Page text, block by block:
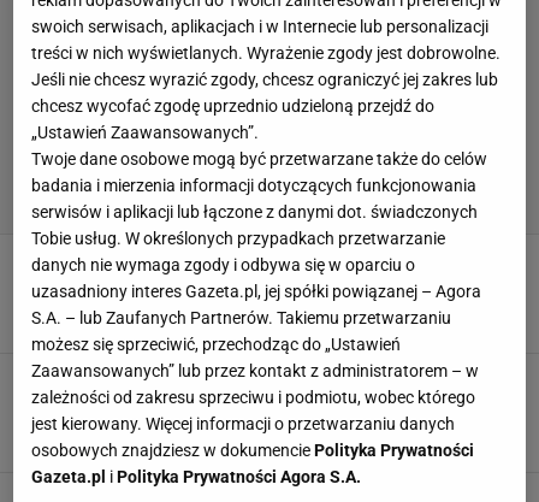
Tak Flick zwrócił się do Lewandowskiego i
spółki. "Zapytałem zawodników"
Dominik Stachowiak,7 LUTEGO 2026, 22:20
Taki przydomek dostał Lewandowski.
Hiszpanie ocenili to, co zrobił Polak
Błażej Winter, 7 LUTEGO 2026, 18:32
swoich serwisach, aplikacjach i w Internecie lub personalizacji
treści w nich wyświetlanych. Wyrażenie zgody jest dobrowolne.
Jeśli nie chcesz wyrazić zgody, chcesz ograniczyć jej zakres lub
chcesz wycofać zgodę uprzednio udzieloną przejdź do
„Ustawień Zaawansowanych”.
Twoje dane osobowe mogą być przetwarzane także do celów
badania i mierzenia informacji dotyczących funkcjonowania
serwisów i aplikacji lub łączone z danymi dot. świadczonych
Tobie usług. W określonych przypadkach przetwarzanie
danych nie wymaga zgody i odbywa się w oparciu o
uzasadniony interes Gazeta.pl, jej spółki powiązanej – Agora
S.A. – lub Zaufanych Partnerów. Takiemu przetwarzaniu
możesz się sprzeciwić, przechodząc do „Ustawień
Zaawansowanych” lub przez kontakt z administratorem – w
zależności od zakresu sprzeciwu i podmiotu, wobec którego
jest kierowany. Więcej informacji o przetwarzaniu danych
osobowych znajdziesz w dokumenciePolityka Prywatności
Gazeta.pl iPolityka Prywatności Agora S.A.